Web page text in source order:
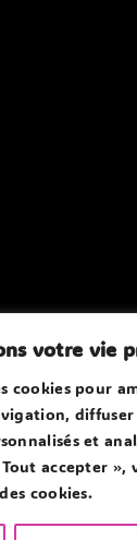
votre vie
cookies pour
et
accepter »,
cookies.
- Par